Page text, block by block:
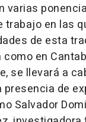
varias
trabajo en las
de esta
en
se llevará a
presencia de
Salvador